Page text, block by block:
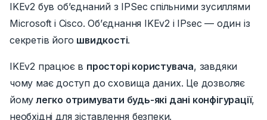
IKEv2 був об’єднаний з IPSec спільними зусиллями
Microsoft і Cisco. Об’єднання IKEv2 і IPsec — один із
секретів його швидкості.
IKEv2 працює в просторі користувача, завдяки
чому має доступ до сховища даних. Це дозволяє
йому легко отримувати будь-які дані конфігурації,
необхідні для зіставлення безпеки.